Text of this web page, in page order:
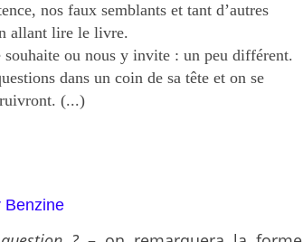
nos faux semblants et tant d’autres
allant lire le livre.
souhaite ou nous y invite : un peu différent.
dans un coin de sa tête et on se
(...)
Benzine